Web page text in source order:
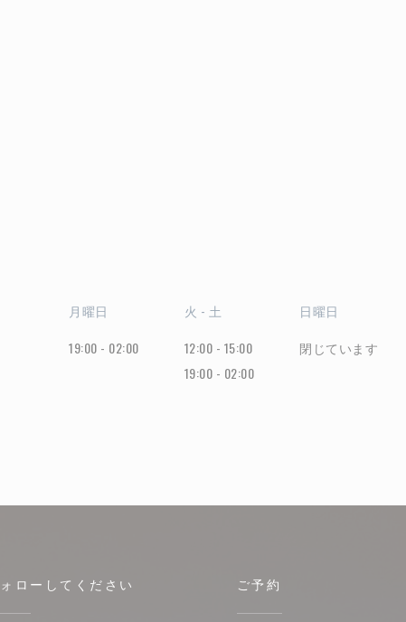
月曜日
19:00 - 02:00
火 - 土
12:00 - 15:00
19:00 - 02:00
日曜日
閉じています
ローしてください ご予約